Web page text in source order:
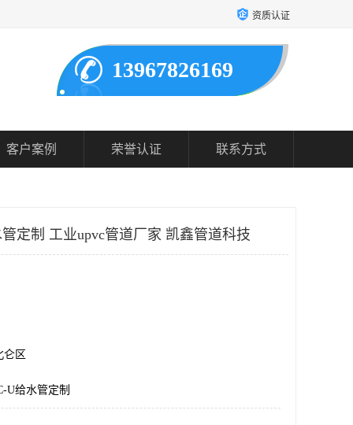
资质认证
13967826169
客户案例 荣誉认证 联系方式
定制 工业upvc管道厂家 凯鑫管道科技
仑区
U给水管定制